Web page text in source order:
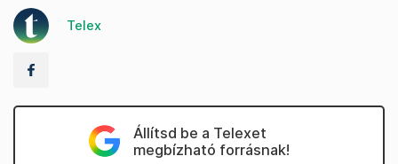
Telex
Állítsd be a Telexet
megbízható forrásnak!